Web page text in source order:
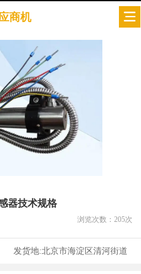
商机
器技术规格
浏览次数： 205次
发货地:北京市海淀区清河街道